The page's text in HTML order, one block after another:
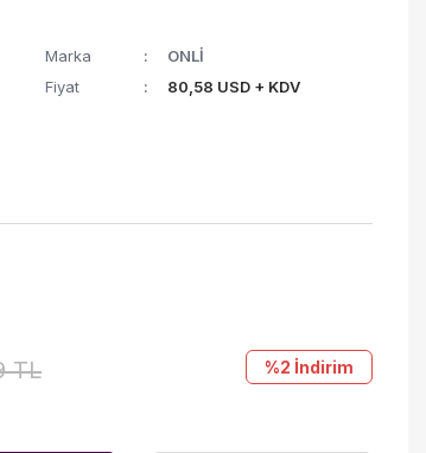
Marka
ONLİ
Fiyat
80,58 USD + KDV
TL %2 İndirim